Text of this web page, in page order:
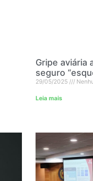
Gripe aviária
seguro
29/05/2025
Leia mais